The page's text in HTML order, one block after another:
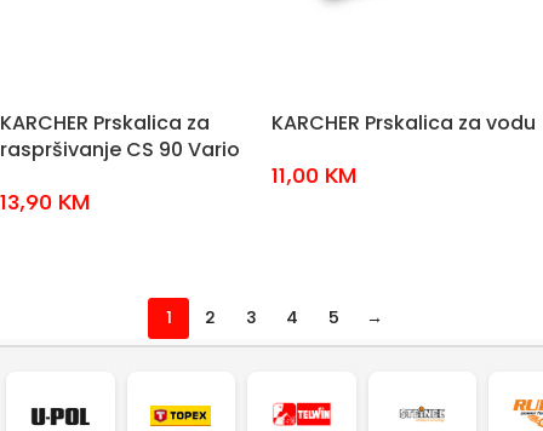
KARCHER Prskalica za
raspršivanje CS 90 Vario
13,90 KM
KARCHER Prskalica za vodu
11,00 KM
1 2 3 4 5 →